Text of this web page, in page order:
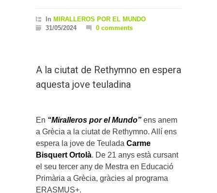
In MIRALLEROS POR EL MUNDO
31/05/2024
0 comments
A la ciutat de Rethymno en espera
aquesta jove teuladina
En “Miralleros por el Mundo” ens anem
a Grècia a la ciutat de Rethymno. Allí ens
espera la jove de Teulada Carme
Bisquert Ortolà. De 21 anys està cursant
el seu tercer any de Mestra en Educació
Primària a Grècia, gràcies al programa
ERASMUS+.